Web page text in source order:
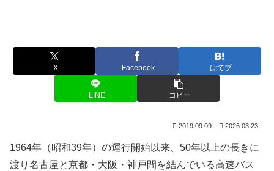
X Facebook はてブ
LINE コピー
2019.09.09 2026.03.23
1964年（昭和39年）の運行開始以来、50年以上の長きに
渡り名古屋と京都・大阪・神戸間を結んでいる高速バス